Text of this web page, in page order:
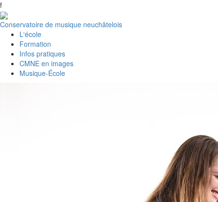
f
Conservatoire de musique neuchâtelois
L'école
Formation
Infos pratiques
CMNE en images
Musique-École